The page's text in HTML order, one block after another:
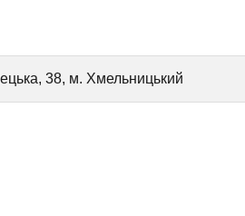
38, м. Хмельницький